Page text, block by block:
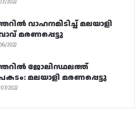
2022
വാഹനമിടിച്ച് മലയാളി
മരണപ്പെട്ടു
2022
ജോലിസ്ഥലത്ത്
മലയാളി മരണപ്പെട്ടു
2022